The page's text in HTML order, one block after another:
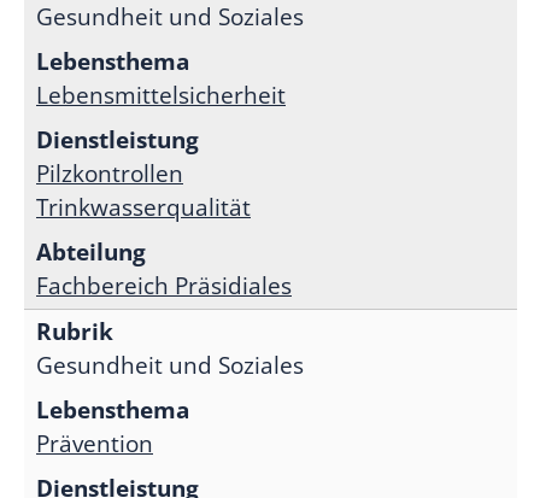
Gesundheit und Soziales
Lebensmittelsicherheit
Pilzkontrollen
Trinkwasserqualität
Fachbereich Präsidiales
Gesundheit und Soziales
Prävention